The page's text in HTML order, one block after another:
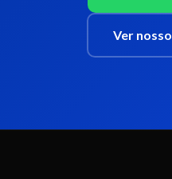
Ver